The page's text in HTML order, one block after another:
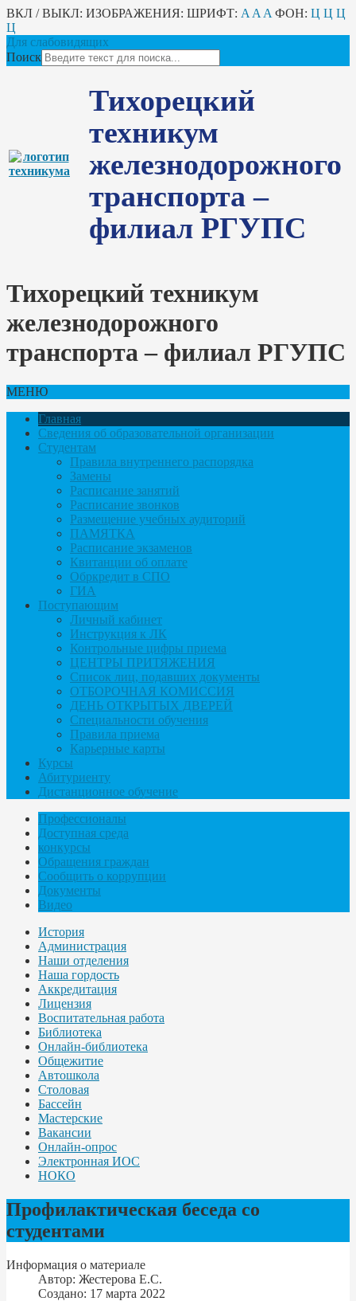
ВКЛ / ВЫКЛ: ИЗОБРАЖЕНИЯ: ШРИФТ: A A A ФОН: Ц Ц Ц
Ц
Для слабовидящих
Поиск
Тихорецкий
техникум
железнодорожного
транспорта –
филиал РГУПС
Тихорецкий техникум
железнодорожного
транспорта – филиал РГУПС
МЕНЮ
Главная
Сведения об образовательной организации
Студентам
Правила внутреннего распорядка
Замены
Расписание занятий
Расписание звонков
Размещение учебных аудиторий
ПАМЯТКА
Расписание экзаменов
Квитанции об оплате
Обркредит в СПО
ГИА
Поступающим
Личный кабинет
Инструкция к ЛК
Контрольные цифры приема
ЦЕНТРЫ ПРИТЯЖЕНИЯ
Список лиц, подавших документы
ОТБОРОЧНАЯ КОМИССИЯ
ДЕНЬ ОТКРЫТЫХ ДВЕРЕЙ
Специальности обучения
Правила приема
Карьерные карты
Курсы
Абитуриенту
Дистанционное обучение
Профессионалы
Доступная среда
конкурсы
Обращения граждан
Сообщить о коррупции
Документы
Видео
История
Администрация
Наши отделения
Наша гордость
Аккредитация
Лицензия
Воспитательная работа
Библиотека
Онлайн-библиотека
Общежитие
Автошкола
Столовая
Бассейн
Мастерские
Вакансии
Онлайн-опрос
Электронная ИОС
НОКО
Профилактическая беседа со
студентами
Информация о материале
Автор: Жестерова Е.С.
Создано: 17 марта 2022